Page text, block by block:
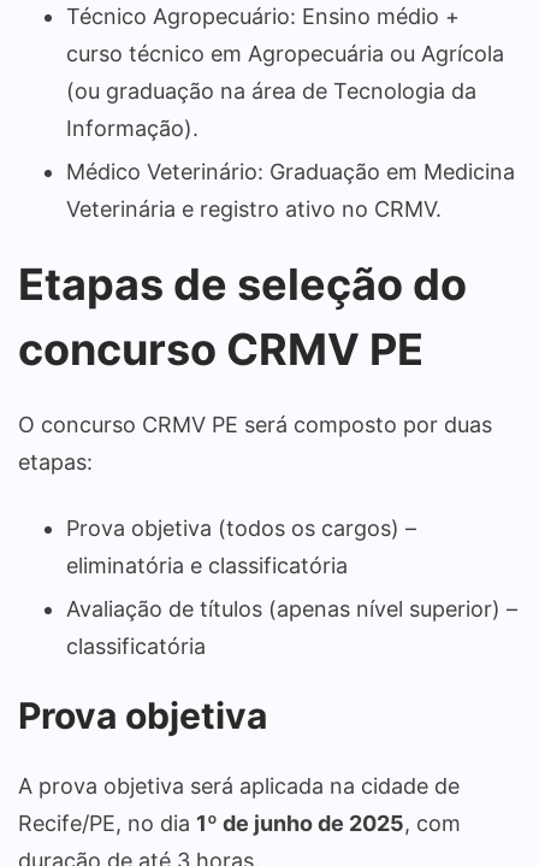
Técnico Agropecuário: Ensino médio +
curso técnico em Agropecuária ou Agrícola
(ou graduação na área de Tecnologia da
Informação).
Médico Veterinário: Graduação em Medicina
Veterinária e registro ativo no CRMV.
Etapas de seleção do
concurso CRMV PE
O concurso CRMV PE será composto por duas
etapas:
Prova objetiva (todos os cargos) –
eliminatória e classificatória
Avaliação de títulos (apenas nível superior) –
classificatória
Prova objetiva
A prova objetiva será aplicada na cidade de
Recife/PE, no dia 1º de junho de 2025, com